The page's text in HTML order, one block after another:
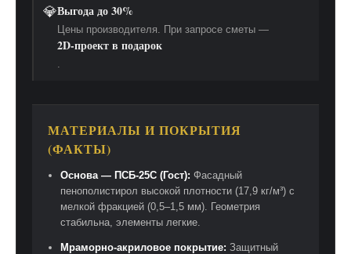
💎Выгода до 30%
Цены производителя. При запросе сметы —
2D-проект в подарок
МАТЕРИАЛЫ И ПОКРЫТИЯ
(ФАКТЫ)
Основа — ПСБ-25С (Гост): Фасадный
пенополистирол высокой плотности (17,9 кг/м³) с
мелкой фракцией (0,5–1,5 мм). Геометрия
стабильна, элементы легкие.
Мраморно-акриловое покрытие: Защитный